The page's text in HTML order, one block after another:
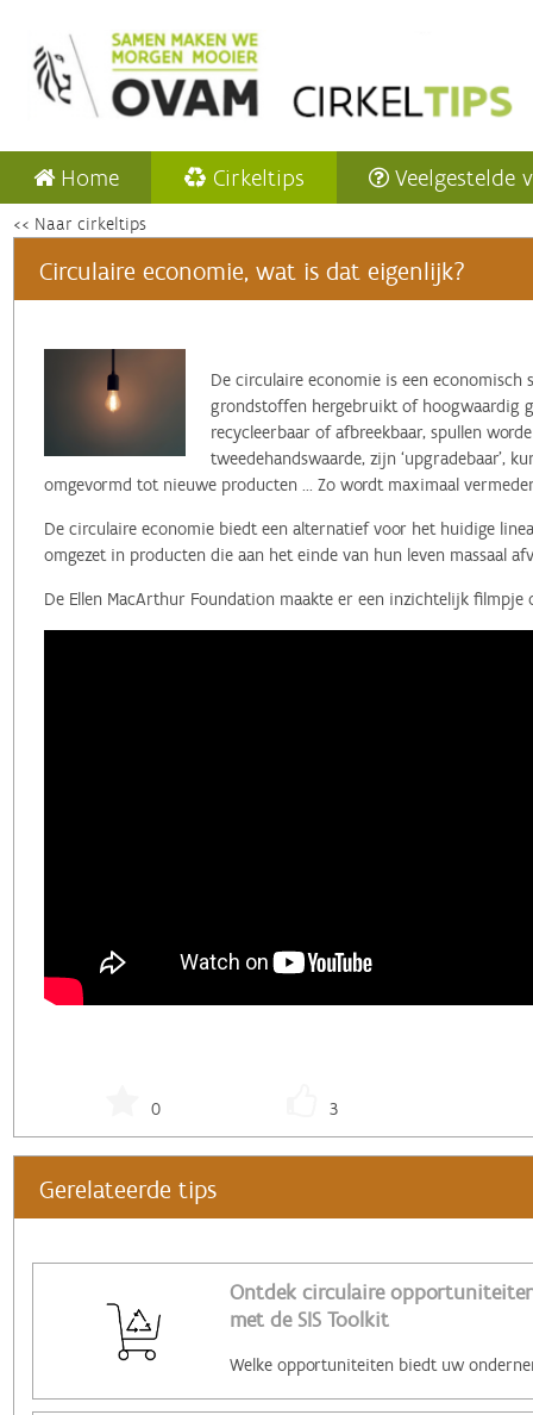
Home Cirkeltips Veelgestelde
<< Naar cirkeltips
Circulaire economie, wat is dat eigenlijk?
‌De circulaire economie is een
grondstoffen hergebruikt of hoogwaardig
recycleerbaar of afbreekbaar, spullen
tweedehandswaarde, zijn ‘upgradebaar’,
omgevormd tot nieuwe producten ... Zo wordt maximaal
De circulaire economie biedt een alternatief voor het huidige
omgezet in producten die aan het einde van hun leven massaal
De Ellen MacArthur Foundation maakte er een inzichtelijk filmpje
0 3
Gerelateerde tips
Ontdek circulaire
met de SIS Toolkit